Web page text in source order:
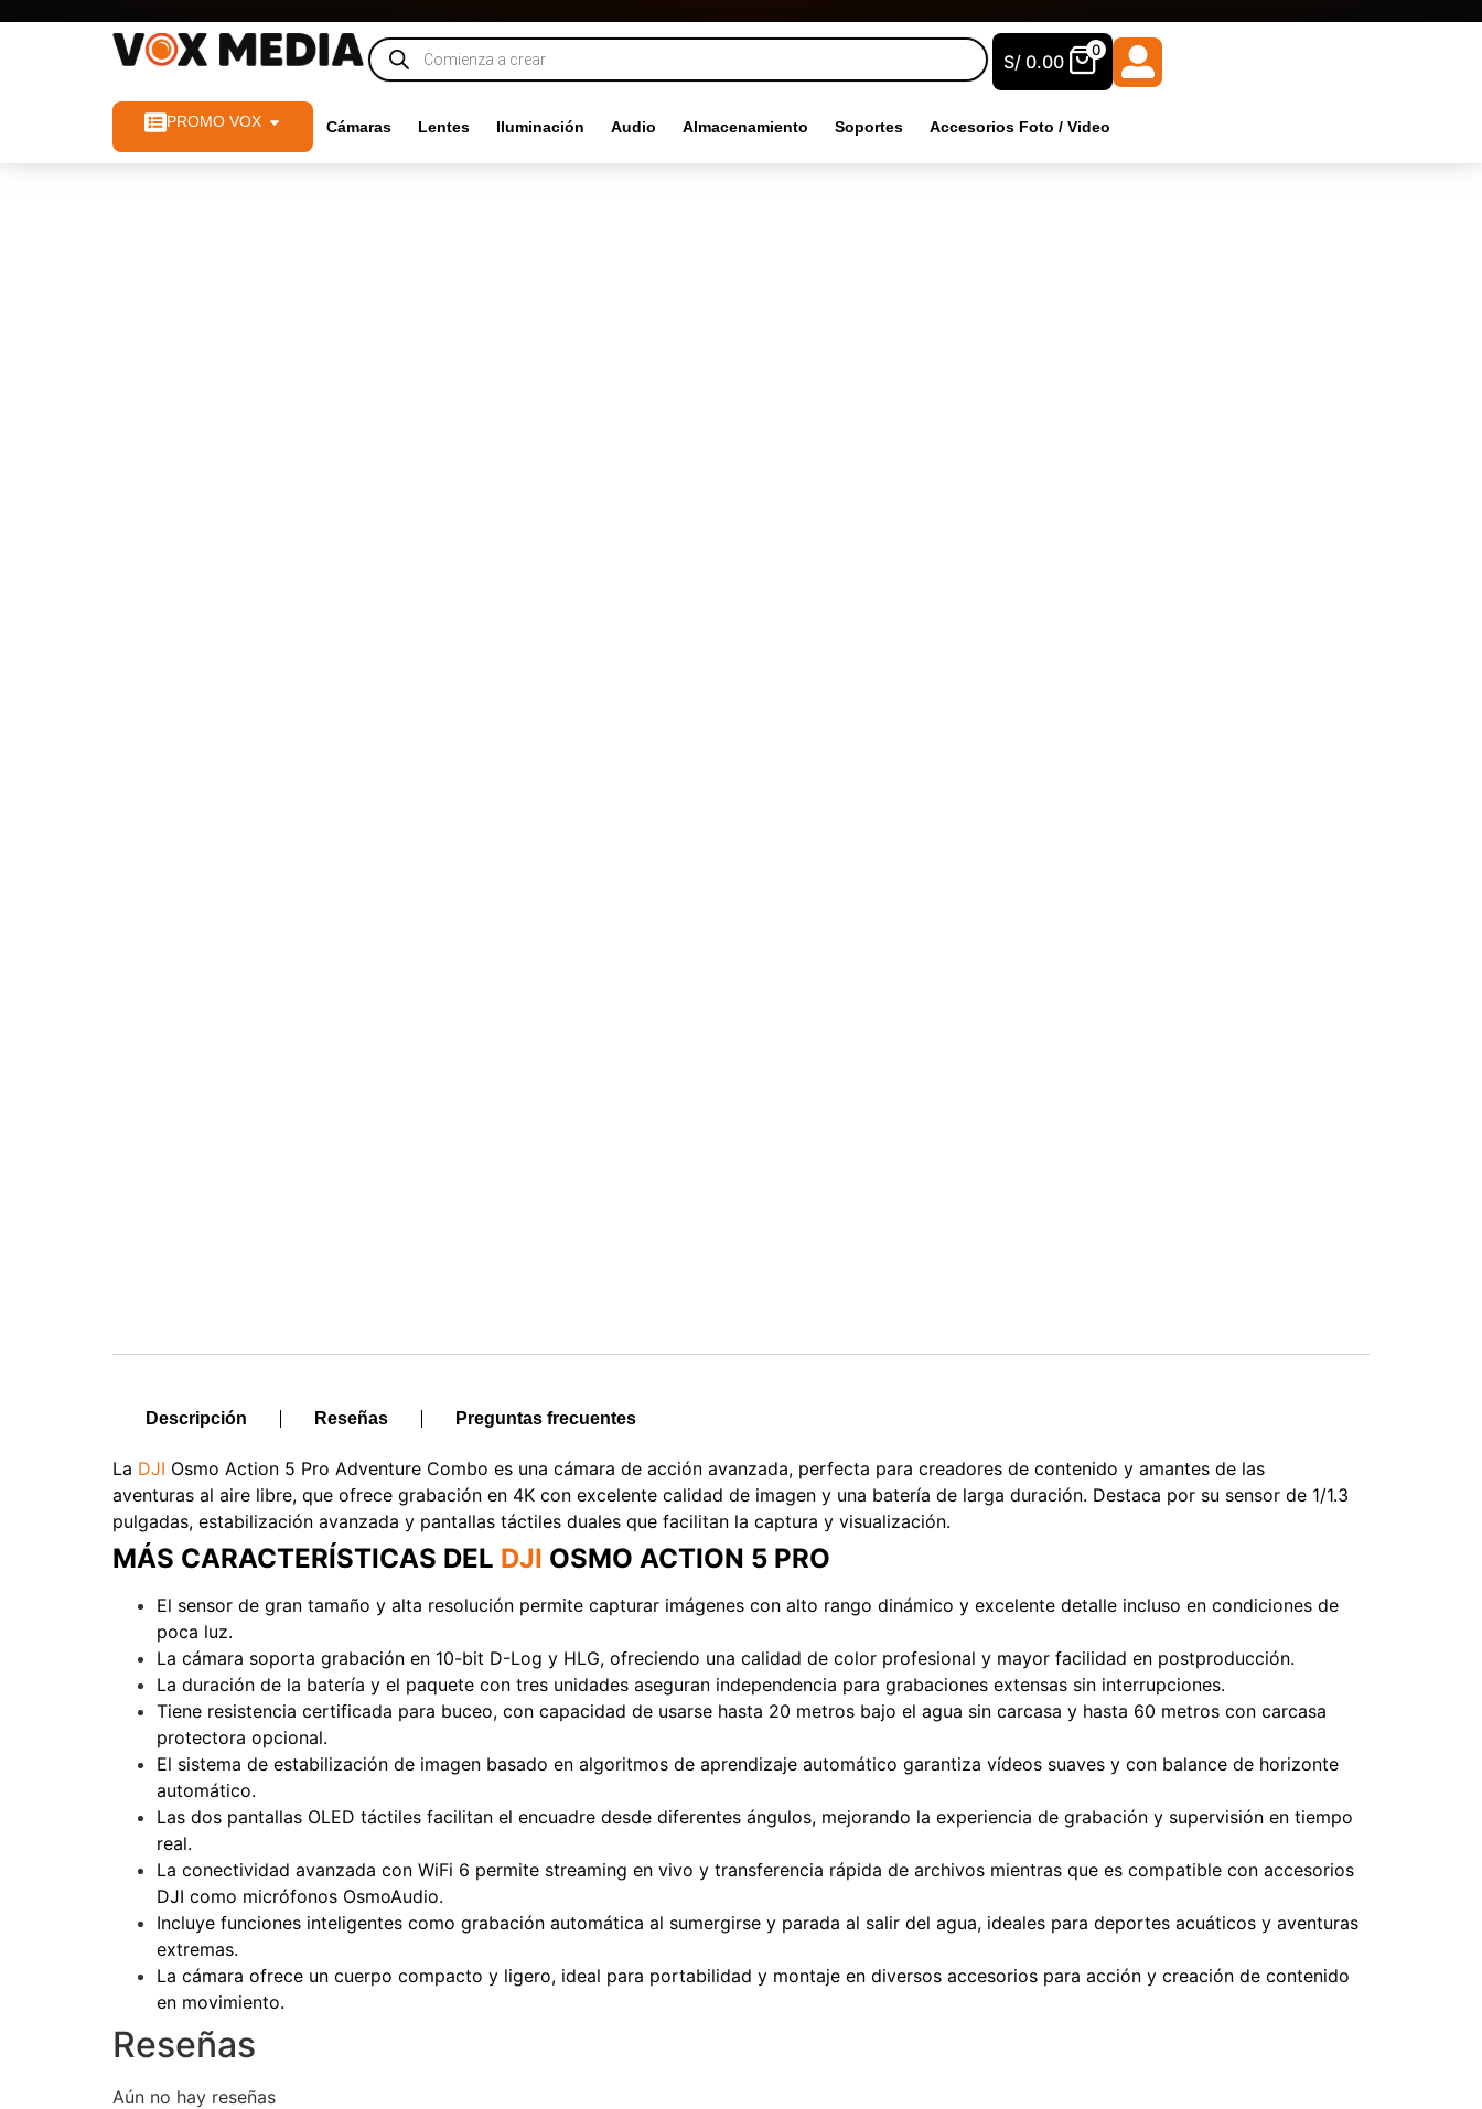
S/ 0.00
0
PROMO VOX Cámaras Lentes Iluminación Audio Almacenamiento Soportes Accesorios Foto / Video
Descripción Reseñas Preguntas frecuentes
La DJI Osmo Action 5 Pro Adventure Combo es una cámara de acción avanzada, perfecta para creadores de contenido y amantes de las
aventuras al aire libre, que ofrece grabación en 4K con excelente calidad de imagen y una batería de larga duración. Destaca por su sensor de 1/1.3
pulgadas, estabilización avanzada y pantallas táctiles duales que facilitan la captura y visualización.
MÁS CARACTERÍSTICAS DEL DJI OSMO ACTION 5 PRO
El sensor de gran tamaño y alta resolución permite capturar imágenes con alto rango dinámico y excelente detalle incluso en condiciones de
poca luz.
La cámara soporta grabación en 10-bit D-Log y HLG, ofreciendo una calidad de color profesional y mayor facilidad en postproducción.
La duración de la batería y el paquete con tres unidades aseguran independencia para grabaciones extensas sin interrupciones.
Tiene resistencia certificada para buceo, con capacidad de usarse hasta 20 metros bajo el agua sin carcasa y hasta 60 metros con carcasa
protectora opcional.
El sistema de estabilización de imagen basado en algoritmos de aprendizaje automático garantiza vídeos suaves y con balance de horizonte
automático.
Las dos pantallas OLED táctiles facilitan el encuadre desde diferentes ángulos, mejorando la experiencia de grabación y supervisión en tiempo
real.
La conectividad avanzada con WiFi 6 permite streaming en vivo y transferencia rápida de archivos mientras que es compatible con accesorios
DJI como micrófonos OsmoAudio.
Incluye funciones inteligentes como grabación automática al sumergirse y parada al salir del agua, ideales para deportes acuáticos y aventuras
extremas.
La cámara ofrece un cuerpo compacto y ligero, ideal para portabilidad y montaje en diversos accesorios para acción y creación de contenido
en movimiento.
Reseñas
Aún no hay reseñas